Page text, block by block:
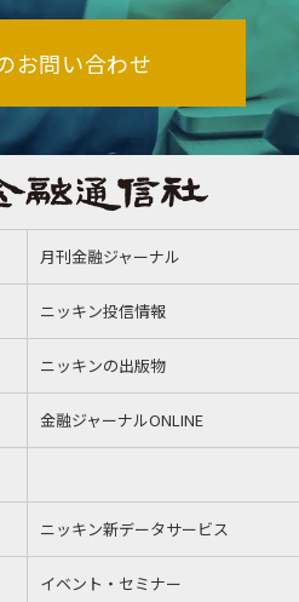
お問い合わせ
月刊金融ジャーナル
ニッキン投信情報
ニッキンの出版物
金融ジャーナルONLINE
ニッキン新データサービス
イベント・セミナー